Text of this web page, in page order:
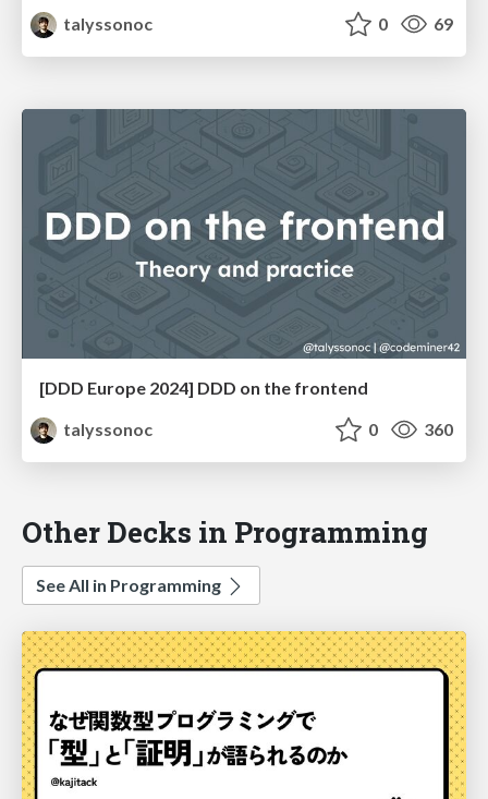
talyssonoc
0 69
[DDD Europe 2024] DDD on the frontend
talyssonoc
0 360
Other Decks in Programming
See All in Programming